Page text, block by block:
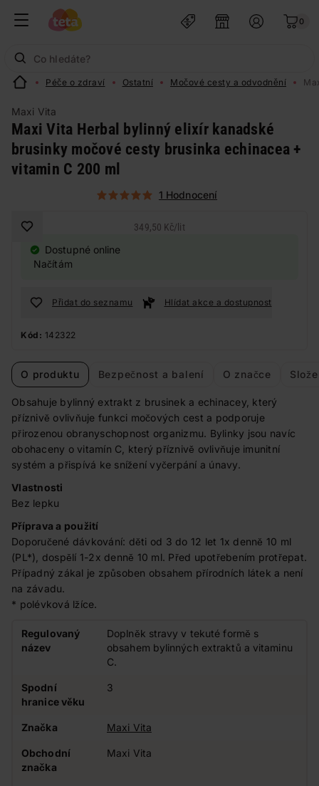
0
Péče o zdraví Ostatní Močové cesty a odvodnění
Maxi Vita
Maxi Vita Herbal bylinný elixír kanadské
brusinky močové cesty brusinka echinacea +
vitamin C 200 ml
1 Hodnocení
349,50 Kč/ lit
Dostupné online
Načítám
Přidat do seznamu Hlídat akce a dostupnost
Kód: 142322
O produktu Bezpečnost a balení O značce
Obsahuje bylinný extrakt z brusinek a echinacey, který
příznivě ovlivňuje funkci močových cest a podporuje
přirozenou obranyschopnost organizmu. Bylinky jsou navíc
obohaceny o vitamín C, který příznivě ovlivňuje imunitní
systém a přispívá ke snížení vyčerpání a únavy.
Vlastnosti
Bez lepku
Příprava a použití
Doporučené dávkování: děti od 3 do 12 let 1x denně 10 ml
(PL*), dospělí 1-2x denně 10 ml. Před upotřebením protřepat.
Případný zákal je způsoben obsahem přírodních látek a není
na závadu.
* polévková lžíce.
Regulovaný
název
Doplněk stravy v tekuté formě s
obsahem bylinných extraktů a vitaminu
C.
Spodní
hranice věku
3
Značka Maxi Vita
Obchodní
značka
Maxi Vita